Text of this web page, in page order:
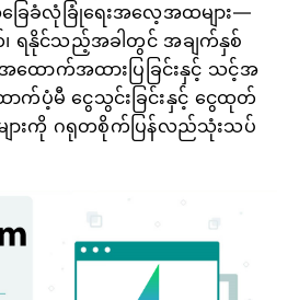
ြေခံလုံခြုံရေးအလေ့အထများ—
၊ ရနိုင်သည့်အခါတွင် အချက်နှစ်
ောက်အထားပြခြင်းနှင့် သင့်အ
ာက်ပံ့မီ ငွေသွင်းခြင်းနှင့် ငွေထုတ်
းများကို ဂရုတစိုက်ပြန်လည်သုံးသပ်